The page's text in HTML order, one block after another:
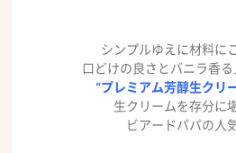
シンプルゆえに材料に
口どけの良さとバニラ香
“プレミアム芳醇生クリ
生クリームを存分に
ビアードパパの人